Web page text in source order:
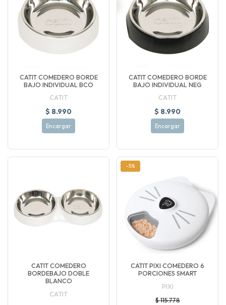
CATIT COMEDERO BORDE
BAJO INDIVIDUAL BCO
CATIT
$ 8.990
Encargar
CATIT COMEDERO BORDE
BAJO INDIVIDUAL NEG
CATIT
$ 8.990
Encargar
CATIT COMEDERO
BORDEBAJO DOBLE
BLANCO
CATIT
-5%
CATIT PIXI COMEDERO 6
PORCIONES SMART
PIXI
$ 115.778